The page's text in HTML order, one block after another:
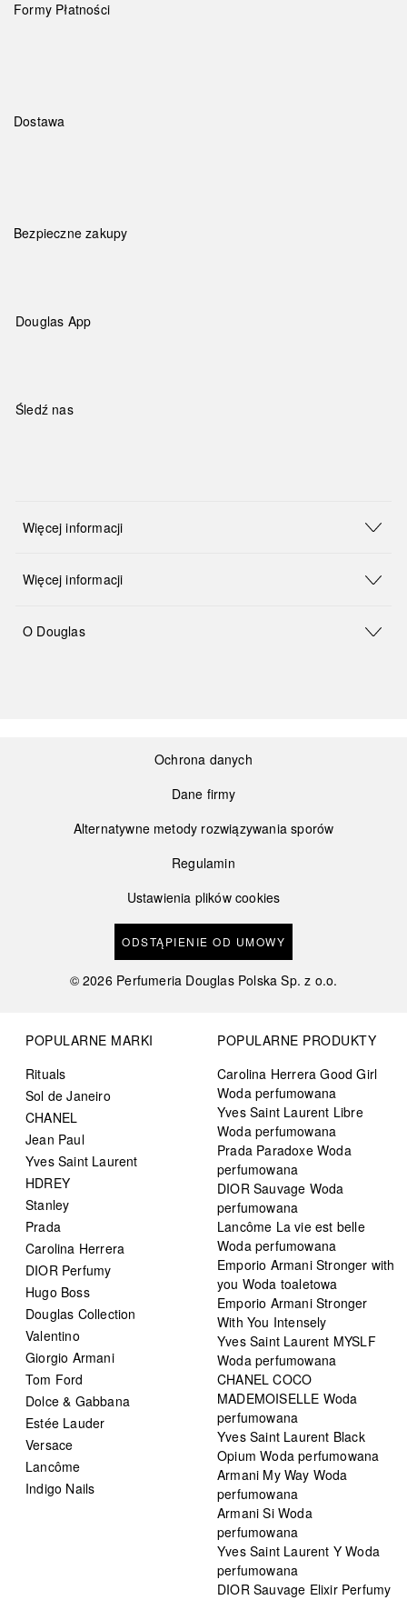
Formy Płatności
Dostawa
Bezpieczne zakupy
Douglas App
Śledź nas
Więcej informacji
Więcej informacji
O Douglas
Ochrona danych
Dane firmy
Alternatywne metody rozwiązywania sporów
Regulamin
Ustawienia plików cookies
ODSTĄPIENIE OD UMOWY
©2026 Perfumeria Douglas Polska Sp. z o.o.
POPULARNE MARKI
Rituals
Sol de Janeiro
CHANEL
Jean Paul
Yves Saint Laurent
HDREY
Stanley
Prada
Carolina Herrera
DIOR Perfumy
Hugo Boss
Douglas Collection
Valentino
Giorgio Armani
Tom Ford
Dolce & Gabbana
Estée Lauder
Versace
Lancôme
Indigo Nails
POPULARNE PRODUKTY
Carolina Herrera Good Girl
Woda perfumowana
Yves Saint Laurent Libre
Woda perfumowana
Prada Paradoxe Woda
perfumowana
DIOR Sauvage Woda
perfumowana
Lancôme La vie est belle
Woda perfumowana
Emporio Armani Stronger with
you Woda toaletowa
Emporio Armani Stronger
With You Intensely
Yves Saint Laurent MYSLF
Woda perfumowana
CHANEL COCO
MADEMOISELLE Woda
perfumowana
Yves Saint Laurent Black
Opium Woda perfumowana
Armani My Way Woda
perfumowana
Armani Si Woda
perfumowana
Yves Saint Laurent Y Woda
perfumowana
DIOR Sauvage Elixir Perfumy